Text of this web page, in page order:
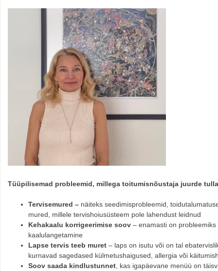
Tüüpilisemad probleemid, millega toitumisnõustaja juurde
Tervisemured – näiteks seedimisprobleemid,
mured, millele tervishoiusüsteem pole lahendust leidnud
Kehakaalu korrigeerimise soov – enamasti on
kaalulangetamine
Lapse tervis teeb muret – laps on isutu või on tal
kurnavad sagedased külmetushaigused, allergia või
Soov saada kindlustunnet , kas igapäevane menüü on